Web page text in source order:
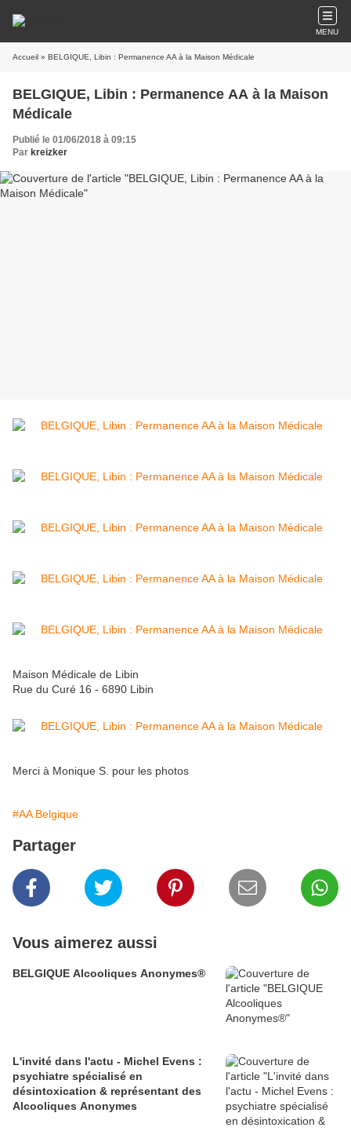
MENU
Accueil » BELGIQUE, Libin : Permanence AA à la Maison Médicale
BELGIQUE, Libin : Permanence AA à la Maison
Médicale
Publié le 01/06/2018 à 09:15
Par kreizker
Maison Médicale de Libin
Rue du Curé 16 - 6890 Libin
Merci à Monique S. pour les photos
#AA Belgique
Partager
Vous aimerez aussi
BELGIQUE Alcooliques Anonymes®
L'invité dans l'actu - Michel Evens :
psychiatre spécialisé en
désintoxication & représentant des
Alcooliques Anonymes